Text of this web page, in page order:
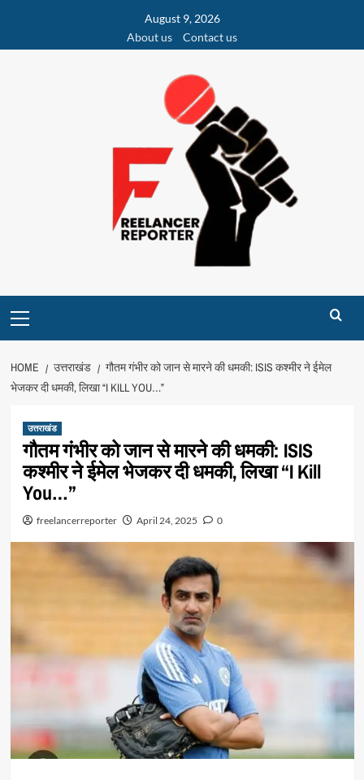
content
August 9, 2026
About us
Contact us
Menu
HOME उत्तराखंड
गौतम गंभीर को जान से मारने की धमकी: ISIS कश्मीर ने ईमेल
भेजकर दी धमकी, लिखा “I KILL YOU…”
उत्तराखंड
गौतम गंभीर को जान से मारने की धमकी: ISIS
कश्मीर ने ईमेल भेजकर दी धमकी, लिखा “I Kill
You…”
freelancerreporter April 24, 2025 0